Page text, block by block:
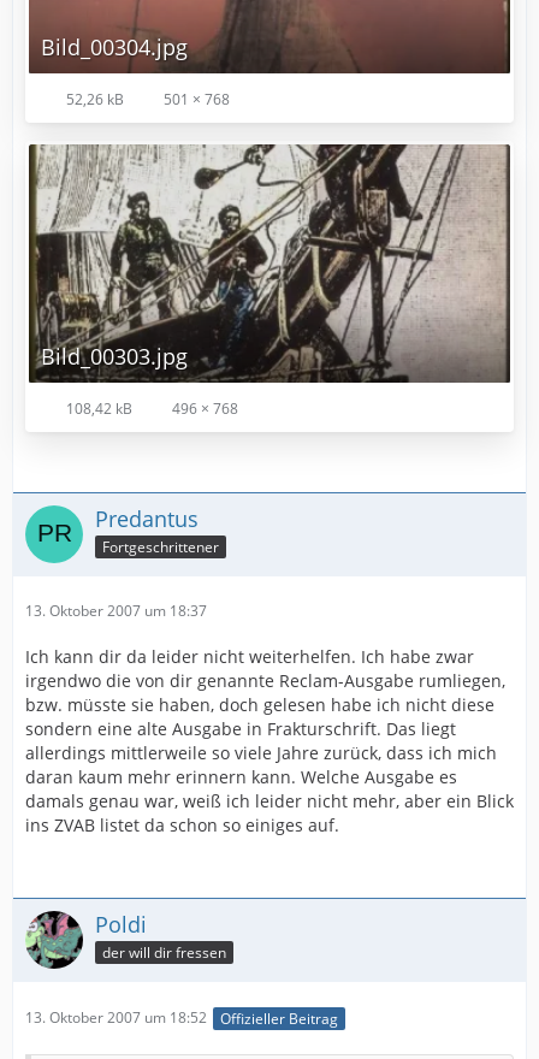
Bild_00304.jpg
52,26 kB 501 × 768
Bild_00303.jpg
108,42 kB 496 × 768
Predantus
Fortgeschrittener
13. Oktober 2007 um 18:37
Ich kann dir da leider nicht weiterhelfen. Ich habe zwar
irgendwo die von dir genannte Reclam-Ausgabe rumliegen,
bzw. müsste sie haben, doch gelesen habe ich nicht diese
sondern eine alte Ausgabe in Frakturschrift. Das liegt
allerdings mittlerweile so viele Jahre zurück, dass ich mich
daran kaum mehr erinnern kann. Welche Ausgabe es
damals genau war, weiß ich leider nicht mehr, aber ein Blick
ins ZVAB listet da schon so einiges auf.
Poldi
der will dir fressen
13. Oktober 2007 um 18:52 Offizieller Beitrag